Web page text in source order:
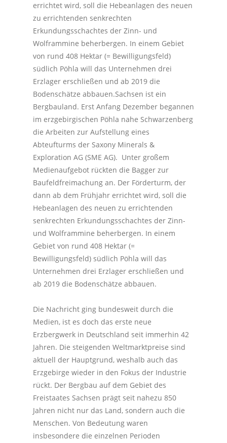
errichtet wird, soll die Hebeanlagen des neuen
zu errichtenden senkrechten
Erkundungsschachtes der Zinn- und
Wolframmine beherbergen. In einem Gebiet
von rund 408 Hektar (= Bewilligungsfeld)
südlich Pöhla will das Unternehmen drei
Erzlager erschließen und ab 2019 die
Bodenschätze abbauen.Sachsen ist ein
Bergbauland. Erst Anfang Dezember begannen
im erzgebirgischen Pöhla nahe Schwarzenberg
die Arbeiten zur Aufstellung eines
Abteufturms der Saxony Minerals &
Exploration AG (SME AG). Unter großem
Medienaufgebot rückten die Bagger zur
Baufeldfreimachung an. Der Förderturm, der
dann ab dem Frühjahr errichtet wird, soll die
Hebeanlagen des neuen zu errichtenden
senkrechten Erkundungsschachtes der Zinn-
und Wolframmine beherbergen. In einem
Gebiet von rund 408 Hektar (=
Bewilligungsfeld) südlich Pöhla will das
Unternehmen drei Erzlager erschließen und
ab 2019 die Bodenschätze abbauen.
Die Nachricht ging bundesweit durch die
Medien, ist es doch das erste neue
Erzbergwerk in Deutschland seit immerhin 42
Jahren. Die steigenden Weltmarktpreise sind
aktuell der Hauptgrund, weshalb auch das
Erzgebirge wieder in den Fokus der Industrie
rückt. Der Bergbau auf dem Gebiet des
Freistaates Sachsen prägt seit nahezu 850
Jahren nicht nur das Land, sondern auch die
Menschen. Von Bedeutung waren
insbesondere die einzelnen Perioden